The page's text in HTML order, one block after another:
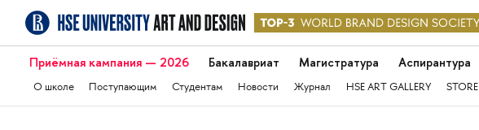
Приёмная кампания — 2026 Бакалавриат Магистратура Аспирантура
О школе Поступающим Студентам Новости Журнал HSE ART GALLERY STORE